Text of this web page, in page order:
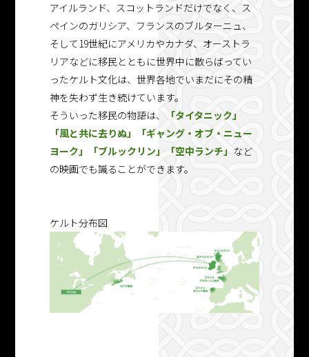
アイルランド、スコットランドだけでなく、ス
ペインのガリシア、フランスのブルターニュ、
そして19世紀にアメリカやカナダ、オーストラ
リアなどに移民とともに世界中に散らばってい
ったケルト文化は、世界各地でいまだにその精
神を失わず生き続けています。
そういった移民の物語は、
「タイタニック」
「風と共に去りぬ」
「ギャング・オブ・ニュー
ヨーク」
「ブルックリン」 「空中ランチ」 など
の映画でも識ることができます。
ケルト分布図